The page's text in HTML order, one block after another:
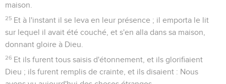
maison.
25 Et à l'instant il se leva en leur présence ; il emporta le lit
sur lequel il avait été couché, et s'en alla dans sa maison,
donnant gloire à Dieu.
26 Et ils furent tous saisis d'étonnement, et ils glorifiaient
Dieu ; ils furent remplis de crainte, et ils disaient : Nous